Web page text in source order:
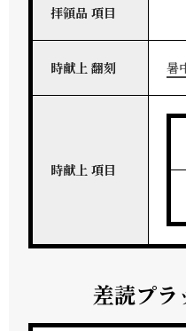
拝領品 項目
時献上 翻刻 暑
時献上 項目
差読プラ